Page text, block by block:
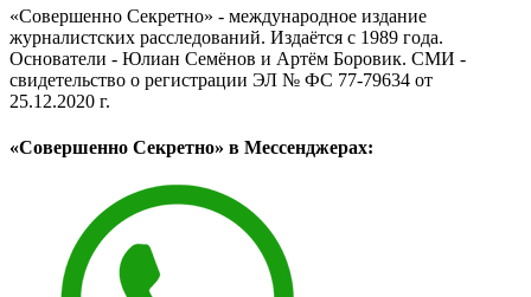
«Совершенно Секретно» - международное издание
журналистских расследований. Издаётся с 1989 года.
Основатели - Юлиан Семёнов и Артём Боровик. CМИ -
свидетельство о регистрации ЭЛ № ФС 77-79634 от
25.12.2020 г.
«Совершенно Секретно» в Мессенджерах: